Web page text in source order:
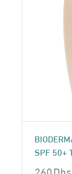
SPF 50+